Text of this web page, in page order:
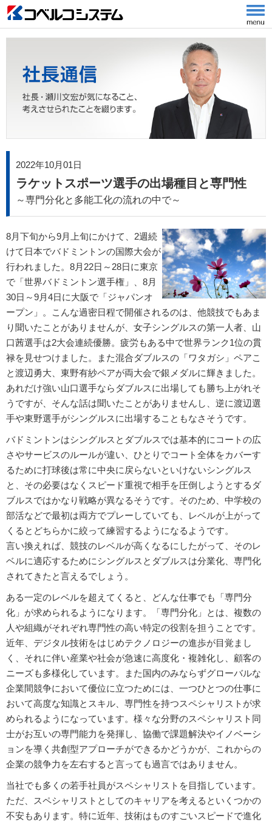
2022年10月01日
ラケットスポーツ選手の出場種目と専門性
～専門分化と多能工化の流れの中で～
8月下旬から9月上旬にかけて、2週続
けて日本でバドミントンの国際大会が
行われました。8月22日～28日に東京
で「世界バドミントン選手権」、8月
30日～9月4日に大阪で「ジャパンオ
ープン」。こんな過密日程で開催されるのは、他競技でもあま
り聞いたことがありませんが、女子シングルスの第一人者、山
口茜選手は2大会連続優勝。疲労もある中で世界ランク1位の貫
禄を見せつけました。また混合ダブルスの「ワタガシ」ペアこ
と渡辺勇大、東野有紗ペアが両大会で銀メダルに輝きました。
あれだけ強い山口選手ならダブルスに出場しても勝ち上がれそ
うですが、そんな話は聞いたことがありませんし、逆に渡辺選
手や東野選手がシングルスに出場することもなさそうです。
バドミントンはシングルスとダブルスでは基本的にコートの広
さやサービスのルールが違い、ひとりでコート全体をカバーす
るために打球後は常に中央に戻らないといけないシングルス
と、その必要はなくスピード重視で相手を圧倒しようとするダ
ブルスではかなり戦略が異なるそうです。そのため、中学校の
部活などで最初は両方でプレーしていても、レベルが上がって
くるとどちらかに絞って練習するようになるようです。
言い換えれば、競技のレベルが高くなるにしたがって、そのレ
ベルに適応するためにシングルスとダブルスは分業化、専門化
されてきたと言えるでしょう。
ある一定のレベルを超えてくると、どんな仕事でも「専門分
化」が求められるようになります。「専門分化」とは、複数の
人や組織がそれぞれ専門性の高い特定の役割を担うことです。
近年、デジタル技術をはじめテクノロジーの進歩が目覚まし
く、それに伴い産業や社会が急速に高度化・複雑化し、顧客の
ニーズも多様化しています。また国内のみならずグローバルな
企業間競争において優位に立つためには、一つひとつの仕事に
おいて高度な知識とスキル、専門性を持つスペシャリストが求
められるようになっています。様々な分野のスペシャリスト同
士がお互いの専門能力を発揮し、協働で課題解決やイノベーシ
ョンを導く共創型アプローチができるかどうかが、これからの
企業の競争力を左右すると言っても過言ではありません。
当社でも多くの若手社員がスペシャリストを目指しています。
ただ、スペシャリストとしてのキャリアを考えるといくつかの
不安もあります。特に近年、技術はものすごいスピードで進化